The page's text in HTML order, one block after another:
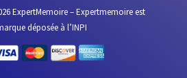
ExpertMemoire – Expertmemoire est
déposée à l’INPI